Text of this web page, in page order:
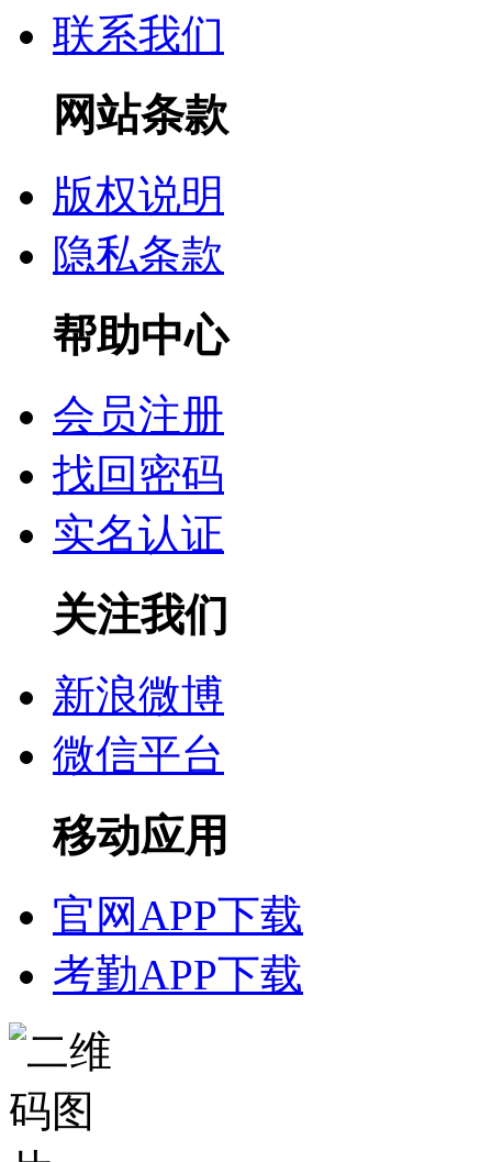
联系我们
网站条款
版权说明
隐私条款
帮助中心
会员注册
找回密码
实名认证
关注我们
新浪微博
微信平台
移动应用
官网APP下载
考勤APP下载